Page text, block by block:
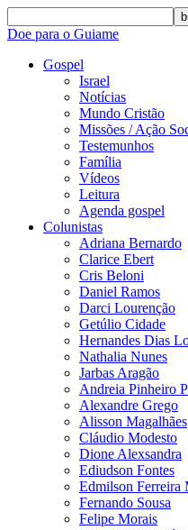
Doe para o Guiame
Gospel
Israel
Notícias
Mundo Cristão
Missões / Ação
Testemunhos
Família
Vídeos
Leitura
Agenda gospel
Colunistas
Adriana Bernardo
Clarice Ebert
Cris Beloni
Daniel Ramos
Darci Lourenção
Getúlio Cidade
Hernandes Dias
Nathalia Nunes
Jarbas Aragão
Andreia Pinheiro
Alexandre Grego
Alisson Magalhães
Cláudio Modesto
Dione Alexsandra
Ediudson Fontes
Edmilson Ferreira
Fernando Sousa
Felipe Morais